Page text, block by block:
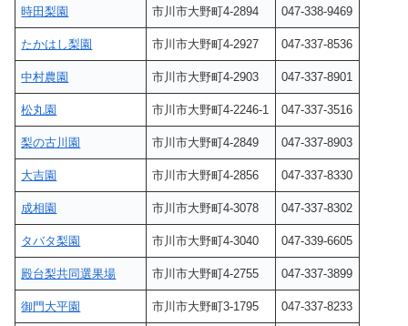
時田梨園 市川市大野町4-2894 047-338-9469
たかはし梨園 市川市大野町4-2927 047-337-8536
中村農園 市川市大野町4-2903 047-337-8901
松丸園 市川市大野町4-2246-1 047-337-3516
梨の古川園 市川市大野町4-2849 047-337-8903
大吉園 市川市大野町4-2856 047-337-8330
成相園 市川市大野町4-3078 047-337-8302
タバタ梨園 市川市大野町4-3040 047-339-6605
殿台梨共同選果場 市川市大野町4-2755 047-337-3899
御門大平園 市川市大野町3-1795 047-337-8233